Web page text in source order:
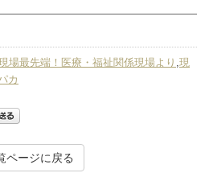
場最先端！医療・福祉関係現場より ,現
カ
ページに戻る